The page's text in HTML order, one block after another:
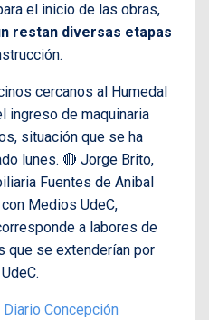
el inicio de las obras,
restan diversas etapas
cercanos al Humedal
ingreso de maquinaria
situación que se ha
lunes. 🔴 Jorge Brito,
Fuentes de Anibal
Medios UdeC,
a labores de
que se extenderían por
Concepción